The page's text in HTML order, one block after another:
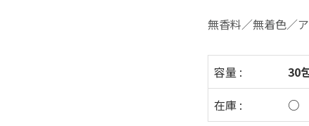
無香料／無着色／
容量 :
30
在庫 :
○